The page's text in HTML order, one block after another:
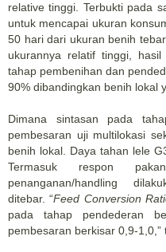
relative tinggi. Terbukti pada
untuk mencapai ukuran
50 hari dari ukuran benih
ukurannya relatif tinggi,
tahap pembenihan dan
90% dibandingkan benih lokal
Dimana sintasan pada
pembesaran uji multilokasi
benih lokal. Daya tahan lele
Termasuk respon
penanganan/handling
ditebar. “Feed Conversion
pada tahap pendederan
pembesaran berkisar 0,9-1,0,”